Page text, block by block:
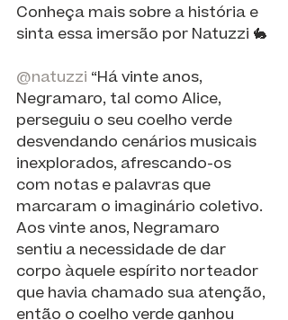
Conheça mais sobre a história e
sinta essa imersão por Natuzzi 🐇
@natuzzi “Há vinte anos,
Negramaro, tal como Alice,
perseguiu o seu coelho verde
desvendando cenários musicais
inexplorados, afrescando-os
com notas e palavras que
marcaram o imaginário coletivo.
Aos vinte anos, Negramaro
sentiu a necessidade de dar
corpo àquele espírito norteador
que havia chamado sua atenção,
então o coelho verde ganhou